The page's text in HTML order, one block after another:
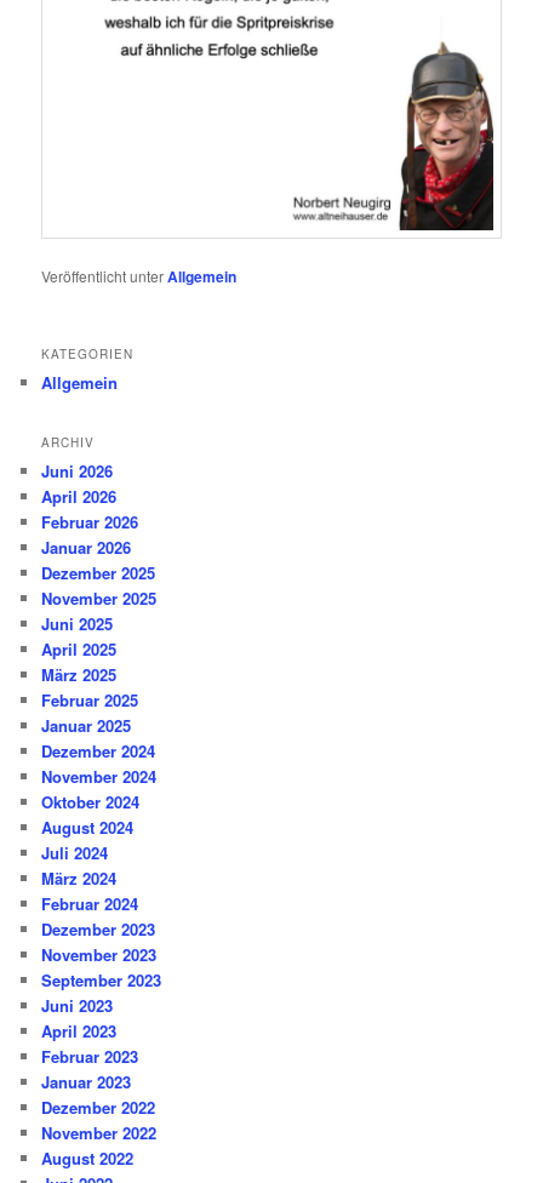
Veröffentlicht unterAllgemein
KATEGORIEN
Allgemein
ARCHIV
Juni 2026
April 2026
Februar 2026
Januar 2026
Dezember 2025
November 2025
Juni 2025
April 2025
März 2025
Februar 2025
Januar 2025
Dezember 2024
November 2024
Oktober 2024
August 2024
Juli 2024
März 2024
Februar 2024
Dezember 2023
November 2023
September 2023
Juni 2023
April 2023
Februar 2023
Januar 2023
Dezember 2022
November 2022
August 2022